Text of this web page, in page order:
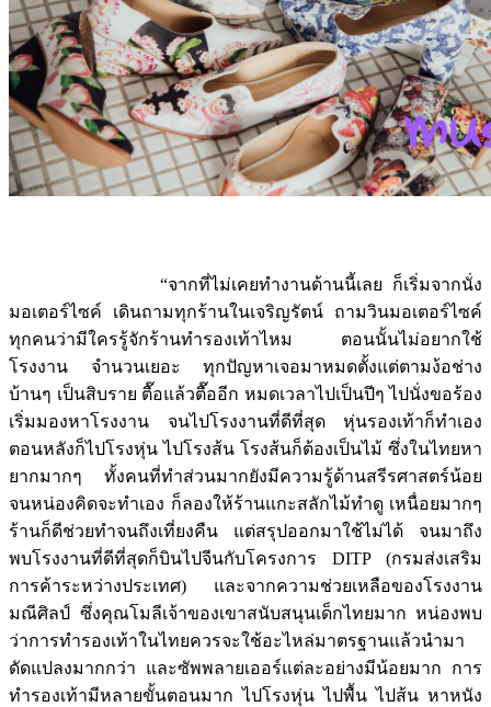
“จากที่ไม่เคยทำงานด้านนี้เลย ก็เริ่มจากนั่ง
มอเตอร์ไซค์ เดินถามทุกร้านในเจริญรัตน์ ถามวินมอเตอร์ไซค์
ทุกคนว่ามีใครรู้จักร้านทำรองเท้าไหม ตอนนั้นไม่อยากใช้
โรงงาน จำนวนเยอะ ทุกปัญหาเจอมาหมดตั้งแต่ตามง้อช่าง
บ้านๆ เป็นสิบราย ตื๊อแล้วตื๊ออีก หมดเวลาไปเป็นปีๆ ไปนั่งขอร้อง
เริ่มมองหาโรงงาน จนไปโรงงานที่ดีที่สุด หุ่นรองเท้าก็ทำเอง
ตอนหลังก็ไปโรงหุ่น ไปโรงส้น โรงส้นก็ต้องเป็นไม้ ซึ่งในไทยหา
ยากมากๆ ทั้งคนที่ทำส่วนมากยังมีความรู้ด้านสรีรศาสตร์น้อย
จนหน่องคิดจะทำเอง ก็ลองให้ร้านแกะสลักไม้ทำดู เหนื่อยมากๆ
ร้านก็ดีช่วยทำจนถึงเที่ยงคืน แต่สรุปออกมาใช้ไม่ได้ จนมาถึง
พบโรงงานที่ดีที่สุดก็บินไปจีนกับโครงการ DITP (กรมส่งเสริม
การค้าระหว่างประเทศ) และจากความช่วยเหลือของโรงงาน
มณีศิลป์ ซึ่งคุณโมลีเจ้าของเขาสนับสนุนเด็กไทยมาก หน่องพบ
ว่าการทำรองเท้าในไทยควรจะใช้อะไหล่มาตรฐานแล้วนำมา
ดัดแปลงมากกว่า และซัพพลายเออร์แต่ละอย่างมีน้อยมาก การ
ทำรองเท้ามีหลายขั้นตอนมาก ไปโรงหุ่น ไปพื้น ไปส้น หาหนัง